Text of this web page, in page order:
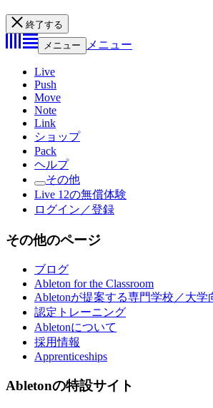
終了する
メニュー
メニュー
Live
Push
Move
Note
Link
ショップ
Pack
ヘルプ
その他
Live 12の無償体験
ログイン／登録
その他のページ
ブログ
Ableton for the Classroom
Abletonが提案する専門学校／大学
認定トレーニング
Abletonについて
採用情報
Apprenticeships
Abletonの特設サイト